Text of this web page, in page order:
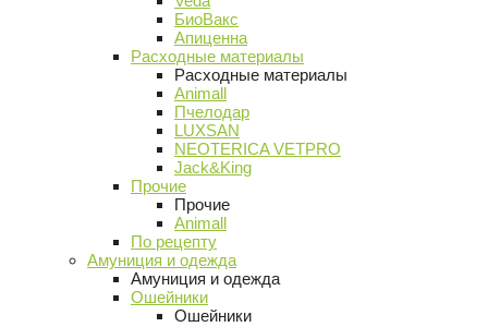
БиоВакс
Апиценна
Расходные материалы
Расходные материалы
Animall
Пчелодар
LUXSAN
NEOTERICA VETPRO
Jack&King
Прочие
Прочие
Animall
По рецепту
Амуниция и одежда
Амуниция и одежда
Ошейники
Ошейники